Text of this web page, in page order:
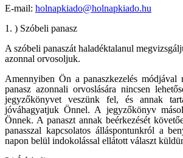
E-mail: holnapkiado@holnapkiado.hu
1. ) Szóbeli panasz
A szóbeli panaszát haladéktalanul
azonnal orvosoljuk.
Amennyiben Ön a panaszkezelés
panasz azonnali orvoslására nincsen
jegyzőkönyvet veszünk fel, és annak
jóváhagyatjuk Önnel. A jegyzőkönyv
Önnek. A panaszt annak beérkezését
panasszal kapcsolatos álláspontunkról a
napon belül indokolással ellátott választ